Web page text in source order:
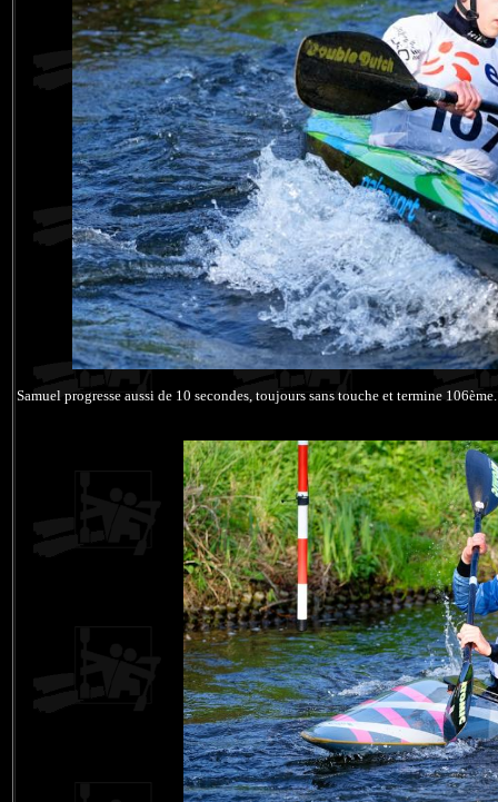
Samuel progresse aussi de 10 secondes, toujours sans touche et termine 106ème.